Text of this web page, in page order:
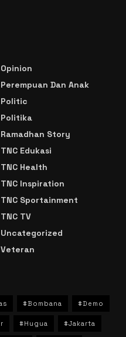
Opinion
Perempuan Dan Anak
Politic
Politika
Ramadhan Story
TNC Edukasi
TNC Health
TNC Inspiration
TNC Sportainment
TNC TV
Uncategorized
Veteran
#Bombana #Demo
#Hugua #Jakarta